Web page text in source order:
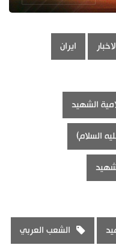
ايران
الشهيد
السلام)
الشعب العربي